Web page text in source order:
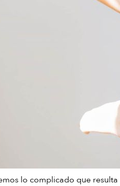
lo complicado que resulta